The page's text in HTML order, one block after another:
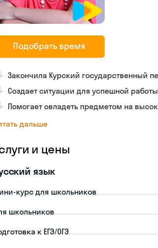
Подобрать время
Закончила Курский государственный
Создает ситуации для успешной
Помогает овладеть предметом на
дальше
и цены
язык
курс для школьников
школьников
к ЕГЭ/ОГЭ